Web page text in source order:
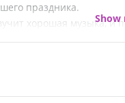
праздника.
хорошая музыка, и
Show